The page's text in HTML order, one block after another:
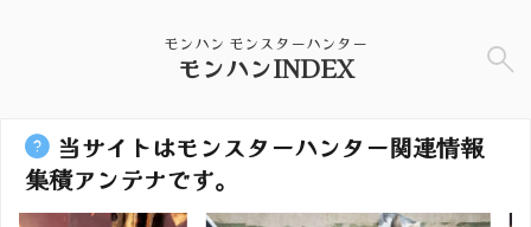
モンハン モンスターハンター
モンハンINDEX
当サイトはモンスターハンター関連情報
集積アンテナです。